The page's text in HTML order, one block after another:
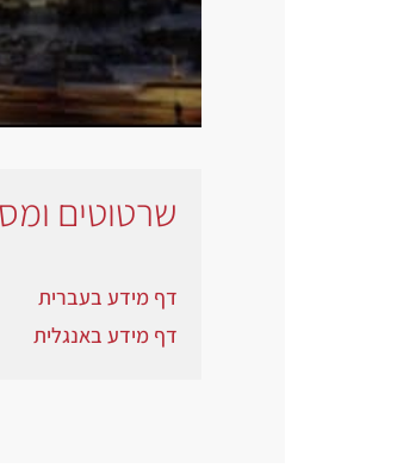
שרטוטים
דף מידע בעברית
דף מידע באנגלית